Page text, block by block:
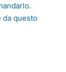
da questo